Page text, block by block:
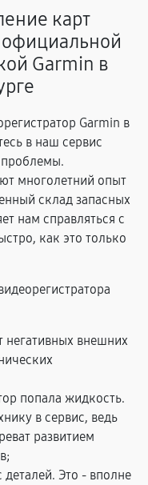
карт
официальной
Garmin в
Garmin в
в наш сервис
проблемы.
многолетний опыт
склад запасных
нам справляться с
как это только
негативных внешних
попала жидкость.
в сервис, ведь
развитием
Это - вполне